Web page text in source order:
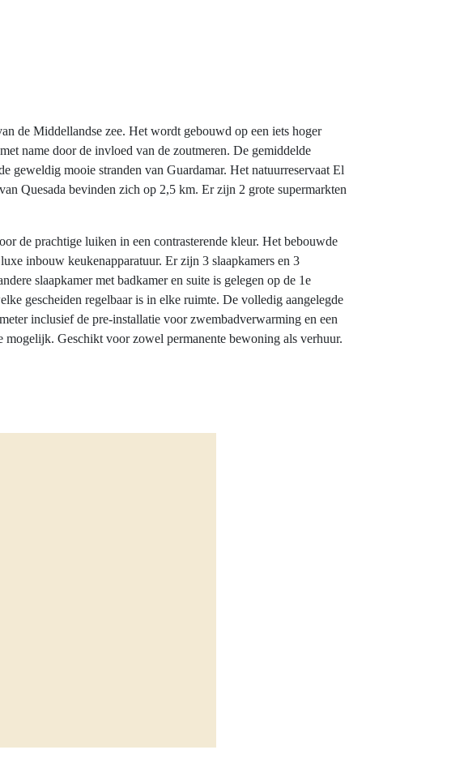
de Middellandse zee. Het wordt gebouwd op een iets hoger
name door de invloed van de zoutmeren. De gemiddelde
geweldig mooie stranden van Guardamar. Het natuurreservaat El
Quesada bevinden zich op 2,5 km. Er zijn 2 grote supermarkten
de prachtige luiken in een contrasterende kleur. Het bebouwde
inbouw keukenapparatuur. Er zijn 3 slaapkamers en 3
slaapkamer met badkamer en suite is gelegen op de 1e
gescheiden regelbaar is in elke ruimte. De volledig aangelegde
inclusief de pre-installatie voor zwembadverwarming en een
mogelijk. Geschikt voor zowel permanente bewoning als verhuur.